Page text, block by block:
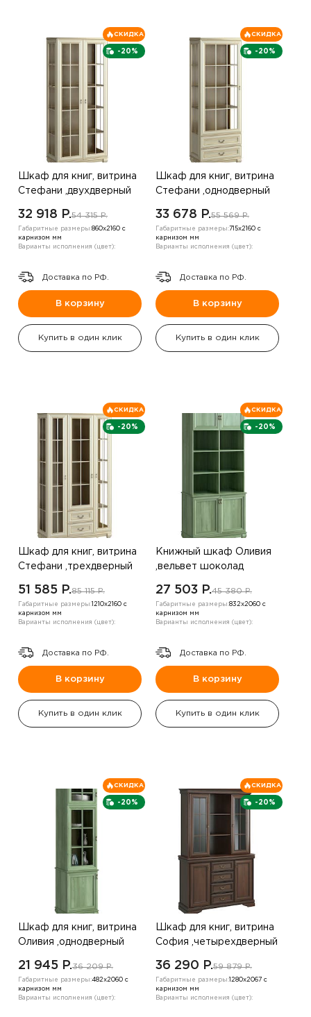
-20%
СКИДКА
Шкаф для книг, витрина
Стефани ,двухдверный
32 918 P.54 315 P.
Габаритные размеры:860х2160 с
карнизом мм
Варианты исполнения (цвет):
Доставка по РФ.
В корзину
Купить в один клик
-20%
СКИДКА
Шкаф для книг, витрина
Стефани ,однодверный
33 678 P.55 569 P.
Габаритные размеры: 715х2160 с
карнизом мм
Варианты исполнения (цвет):
Доставка по РФ.
В корзину
Купить в один клик
-20%
СКИДКА
Шкаф для книг, витрина
Стефани ,трехдверный
51 585 P.85 115 P.
Габаритные размеры: 1210х2160 с
карнизом мм
Варианты исполнения (цвет):
Доставка по РФ.
В корзину
Купить в один клик
-20%
СКИДКА
Книжный шкаф Оливия
,вельвет шоколад
27 503 P.45 380 P.
Габаритные размеры:832х2060 с
карнизом мм
Варианты исполнения (цвет):
Доставка по РФ.
В корзину
Купить в один клик
-20%
СКИДКА
Шкаф для книг, витрина
Оливия ,однодверный
шампанское
21 945 P.36 209 P.
Габаритные размеры:482х2060 с
карнизом мм
Варианты исполнения (цвет):
-20%
СКИДКА
Шкаф для книг, витрина
София ,четырехдверный
36 290 P.59 879 P.
Габаритные размеры: 1280х2067 с
карнизом мм
Варианты исполнения (цвет):